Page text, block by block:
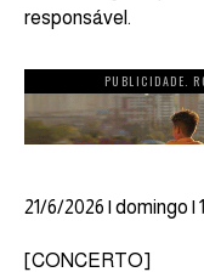
responsável.
PUBLICIDADE.
21/6/2026 | domingo |
[CONCERTO]